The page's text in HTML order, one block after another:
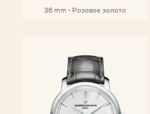
36 mm - Розовое золото